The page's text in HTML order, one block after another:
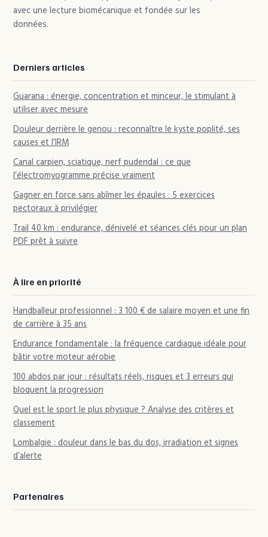
avec une lecture biomécanique et fondée sur les
données.
Derniers articles
Guarana : énergie, concentration et minceur, le stimulant à
utiliser avec mesure
Douleur derrière le genou : reconnaître le kyste poplité, ses
causes et l’IRM
Canal carpien, sciatique, nerf pudendal : ce que
l’électromyogramme précise vraiment
Gagner en force sans abîmer les épaules : 5 exercices
pectoraux à privilégier
Trail 40 km : endurance, dénivelé et séances clés pour un plan
PDF prêt à suivre
À lire en priorité
Handballeur professionnel : 3 100 € de salaire moyen et une fin
de carrière à 35 ans
Endurance fondamentale : la fréquence cardiaque idéale pour
bâtir votre moteur aérobie
100 abdos par jour : résultats réels, risques et 3 erreurs qui
bloquent la progression
Quel est le sport le plus physique ? Analyse des critères et
classement
Lombalgie : douleur dans le bas du dos, irradiation et signes
d’alerte
Partenaires